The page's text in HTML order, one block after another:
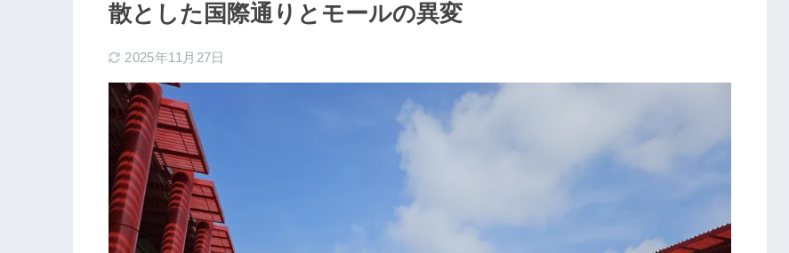
散とした国際通りとモールの異変
2025年11月27日